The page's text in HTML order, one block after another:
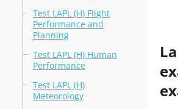
Test LAPL (H) Flight
Performance and
Planning
Test LAPL (H) Human
Performance
Test LAPL (H)
Meteorology